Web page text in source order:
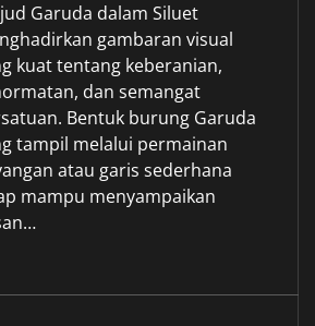
Garuda dalam Siluet
gambaran visual
kuat tentang keberanian,
dan semangat
Bentuk burung Garuda
tampil melalui permainan
atau garis sederhana
mampu menyampaikan